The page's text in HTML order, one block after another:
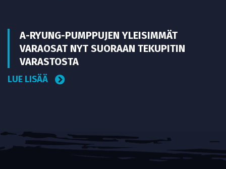
A-RYUNG-PUMPPUJEN YLEISIMMÄT
VARAOSAT NYT SUORAAN TEKUPITIN
VARASTOSTA
LUE LISÄÄ